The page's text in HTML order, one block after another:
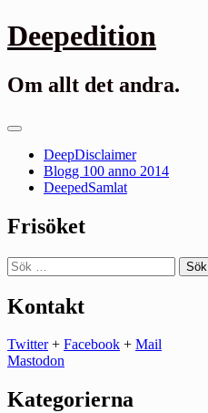
Gå
till
Deepedition
Om allt det andra.
Primär
DeepDisclaimer
Blogg 100 anno 2014
DeepedSamlat
Frisöket
Sök
efter:
Kontakt
Twitter+ Facebook + Mail
Mastodon
Kategorierna